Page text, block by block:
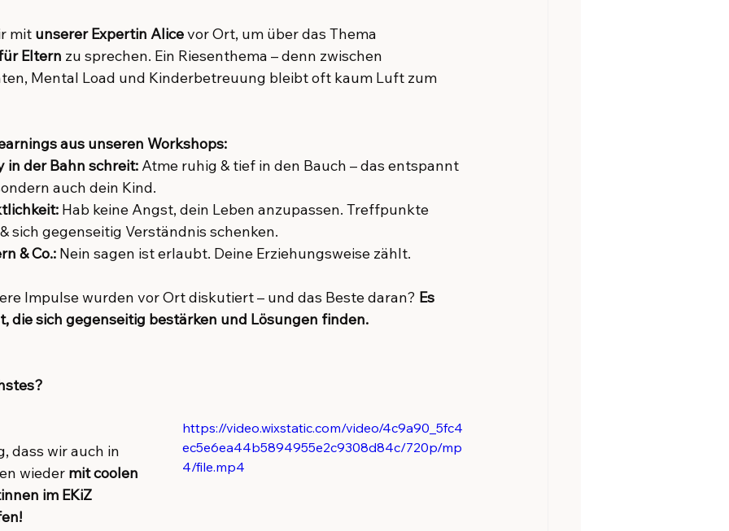
mit unserer Expertin Alice vor Ort, um über das Thema
Eltern zu sprechen. Ein Riesenthema – denn zwischen
Mental Load und Kinderbetreuung bleibt oft kaum Luft zum
aus unseren Workshops:
in der Bahn schreit: Atme ruhig & tief in den Bauch – das entspannt
auch dein Kind.
Hab keine Angst, dein Leben anzupassen. Treffpunkte
sich gegenseitig Verständnis schenken.
& Co.: Nein sagen ist erlaubt. Deine Erziehungsweise zählt.
Impulse wurden vor Ort diskutiert – und das Beste daran? Es
die sich gegenseitig bestärken und Lösungen finden.
https://video.wixstatic.com/video/4c9a90_5fc4
ec5e6ea44b5894955e2c9308d84c/720p/mp
4/file.mp4
dass wir auch in
wieder mit coolen
im EKiZ